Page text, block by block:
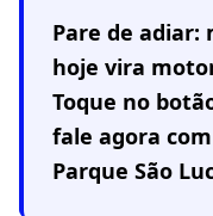
Pare de
hoje vira
Toque no
fale agora
Parque São